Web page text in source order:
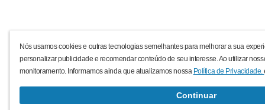
Nós usamos cookies e outras tecnologias semelhantes para melhorar a sua
personalizar publicidade e recomendar conteúdo de seu interesse. Ao utilizar
monitoramento. Informamos ainda que atualizamos nossa Política de Privacidade.
Continuar